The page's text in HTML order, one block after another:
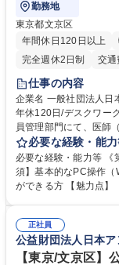
勤務地
東京都文京区
年間休日120日以上
完全週休2日制
交通
仕事の内容
企業名 一般社団法人日本内科学会 求人名 第二新
年休120日/デスクワーク中心で残業少
員管理部門にて、医師
テム入力、電話・FAX
営事務局業務などにも幅広く携
入力業務】 ・医師（会
・年会費の徴収管理や
年休120日/デスクワー
必要な経験・能
必要な経験・能力等 《
須】基本的なPC操作（
ができる方 【魅力点】 ・年休120日以上に加え、9時～17時の「実働7時
整、資料作成、当日の運営サポート 学歴・資格
力： 資格：
正社員
公益財団法人日本
【東京/文京区】